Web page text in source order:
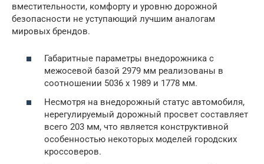
вместительности, комфорту и уровню дорожной
безопасности не уступающий лучшим аналогам
мировых брендов.
Габаритные параметры внедорожника с
межосевой базой 2979 мм реализованы в
соотношении 5036 х 1989 и 1778 мм.
Несмотря на внедорожный статус автомобиля,
нерегулируемый дорожный просвет составляет
всего 203 мм, что является конструктивной
особенностью некоторых моделей городских
кроссоверов.